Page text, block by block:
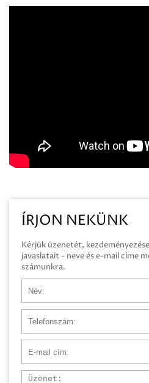
ÍRJON NEKÜNK
Kérjük üzenetét,
javaslatait - neve és e-mail címe
számunkra.
Üzenet